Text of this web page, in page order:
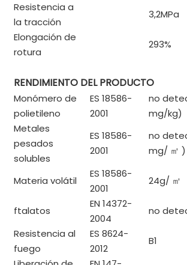
Resistencia a
la tracción
3,2MPa
Elongación de
rotura
293%
RENDIMIENTO DEL PRODUCTO
Monómero de
polietileno
ES 18586-
2001
no
mg/kg)
Metales
pesados ​​
solubles
ES 18586-
2001
no
mg/ ㎡ )
Materia volátil
ES 18586-
2001
24g/ ㎡
ftalatos
EN 14372-
2004
no
Resistencia al
fuego
ES 8624-
2012
B1